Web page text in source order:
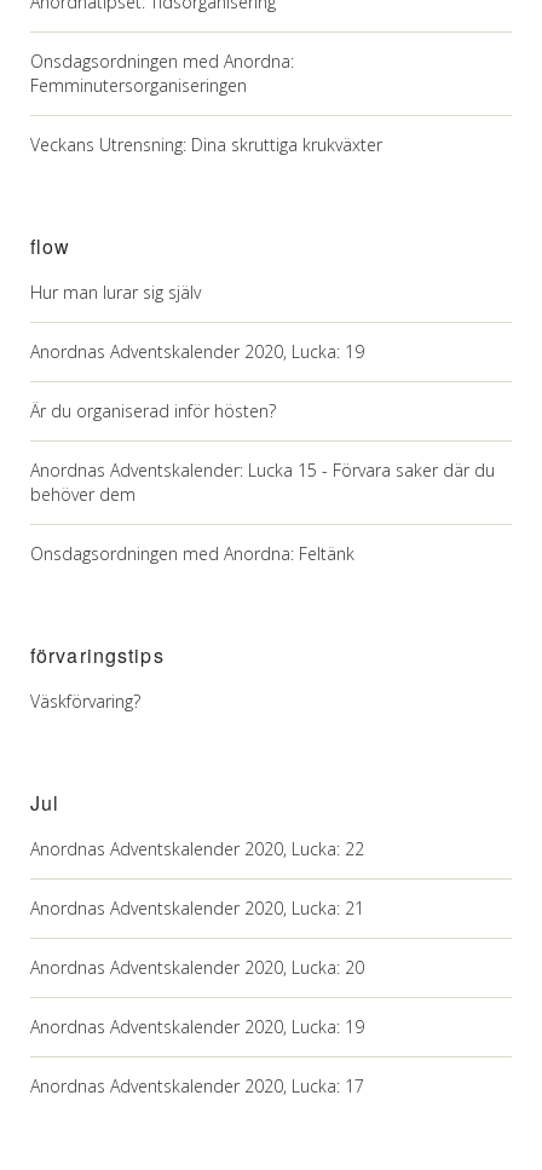
Onsdagsordningen med Anordna:
Femminutersorganiseringen
Veckans Utrensning: Dina skruttiga krukväxter
flow
Hur man lurar sig själv
Anordnas Adventskalender 2020, Lucka: 19
Är du organiserad inför hösten?
Anordnas Adventskalender: Lucka 15 - Förvara saker där du
behöver dem
Onsdagsordningen med Anordna: Feltänk
förvaringstips
Väskförvaring?
Jul
Anordnas Adventskalender 2020, Lucka: 22
Anordnas Adventskalender 2020, Lucka: 21
Anordnas Adventskalender 2020, Lucka: 20
Anordnas Adventskalender 2020, Lucka: 19
Anordnas Adventskalender 2020, Lucka: 17